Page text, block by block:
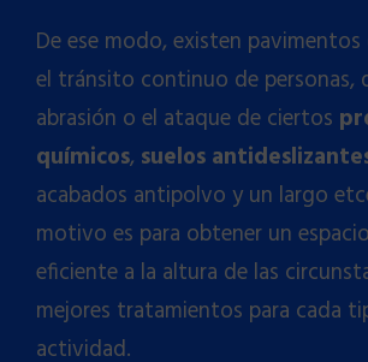
De ese modo, existen
el tránsito continuo de personas,
abrasión o el ataque de ciertos
químicos, suelos
acabados antipolvo y un largo
motivo es para obtener un
eficiente a la altura de las
mejores tratamientos para cada
actividad.